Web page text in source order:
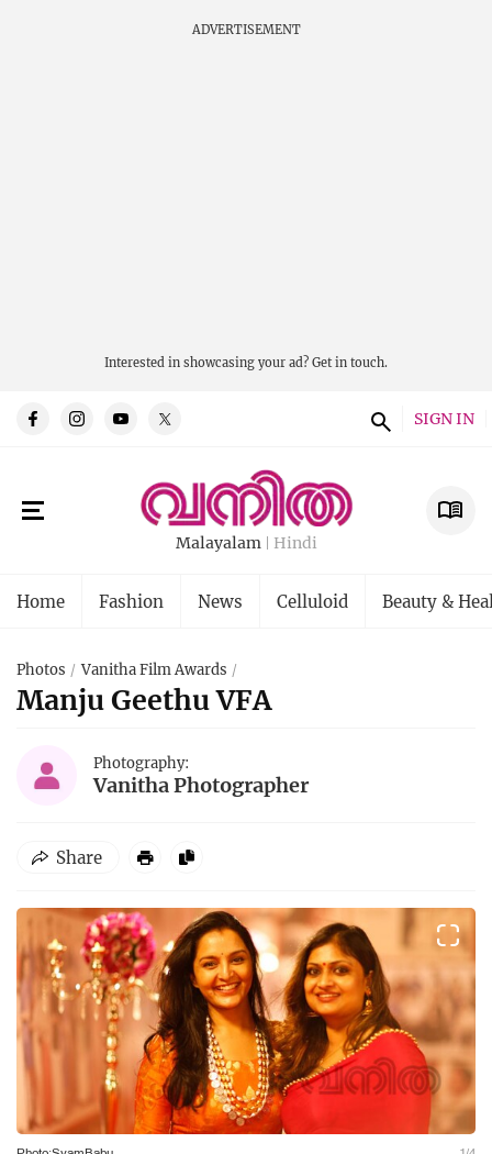
ADVERTISEMENT
Interested in showcasing your ad? Get in touch.
SIGN IN
Malayalam Hindi
Home Fashion News Celluloid Beauty &
Photos Vanitha Film Awards
Manju Geethu VFA
Photography:
Vanitha Photographer